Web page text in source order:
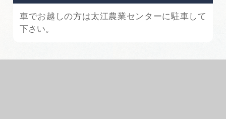
車でお越しの方は太江農業センターに駐車して
下さい。